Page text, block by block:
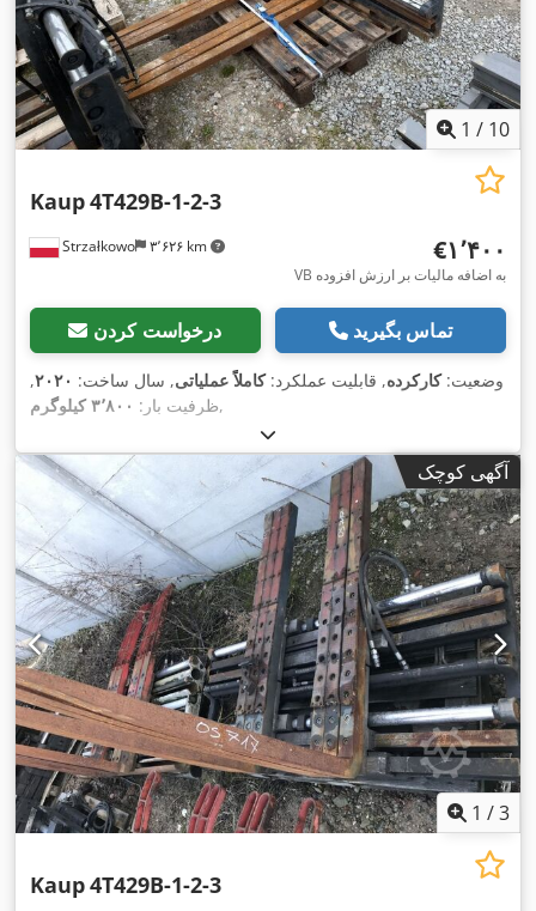
1 / 10
Strzałkowo ۳٬۶۲۶ km
Kaup4T429B-1-2-3
‎€۱٬۴۰۰
VB به اضافه مالیات بر ارزش افزوده
درخواست کردن تماس بگیرید
وضعیت:کارکرده, قابلیت عملکرد:کاملاً عملیاتی, سال ساخت: ۲۰۲۰,
ظرفیت بار: ۳٬۸۰۰ کیلوگرم ,
آگهی کوچک
1 /3
Kaup4T429B-1-2-3